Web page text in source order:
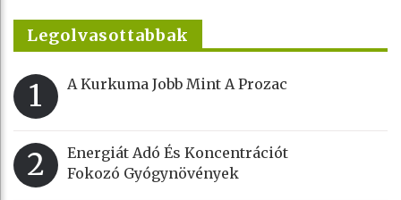
Legolvasottabbak
1 A Kurkuma Jobb Mint A Prozac
2
Energiát Adó És Koncentrációt
Fokozó Gyógynövények